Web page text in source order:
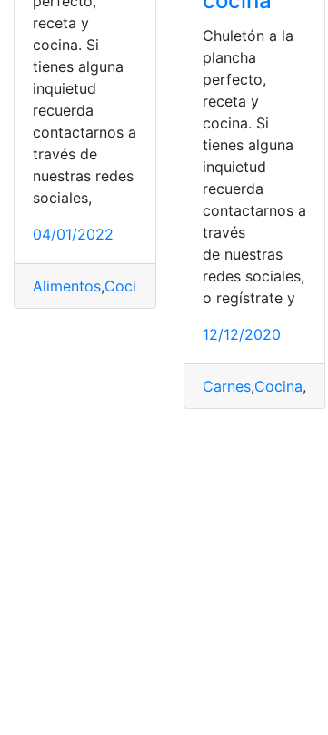
receta y
cocina. Si
tienes alguna
inquietud
recuerda
contactarnos a
través de
nuestras redes
sociales,
04/01/2022
Alimentos,Cocina Comida,Consultas,recetas
Chuletón a la
plancha
perfecto,
receta y
cocina. Si
tienes alguna
inquietud
recuerda
contactarnos a
través
de nuestras
redes sociales,
o regístrate y
12/12/2020
Carnes,Cocina,